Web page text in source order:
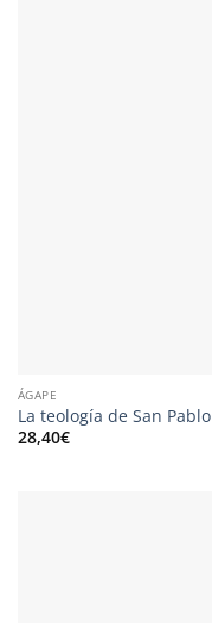
ÁGAPE
La teología de San Pablo
28,40€